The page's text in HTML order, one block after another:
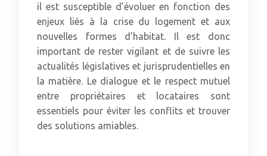
il est susceptible d’évoluer en fonction des
enjeux liés à la crise du logement et aux
nouvelles formes d’habitat. Il est donc
important de rester vigilant et de suivre les
actualités législatives et jurisprudentielles en
la matière. Le dialogue et le respect mutuel
entre propriétaires et locataires sont
essentiels pour éviter les conflits et trouver
des solutions amiables.